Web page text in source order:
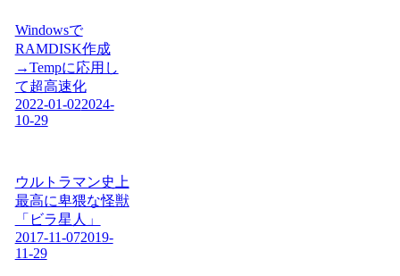
Windowsで
RAMDISK作成
→Tempに応用し
て超高速化
2022-01-022024-
10-29
ウルトラマン史上
最高に卑猥な怪獣
「ビラ星人」
2017-11-072019-
11-29